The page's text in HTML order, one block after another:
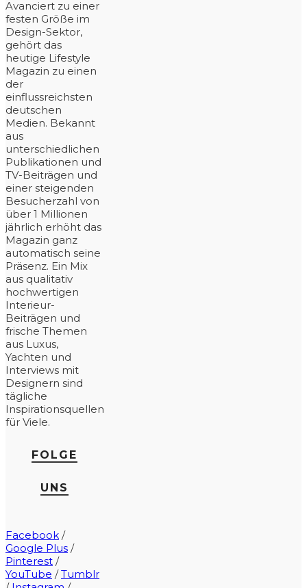
Avanciert zu einer
festen Größe im
Design-Sektor,
gehört das
heutige Lifestyle
Magazin zu einen
der
einflussreichsten
deutschen
Medien. Bekannt
aus
unterschiedlichen
Publikationen und
TV-Beiträgen und
einer steigenden
Besucherzahl von
über 1 Millionen
jährlich erhöht das
Magazin ganz
automatisch seine
Präsenz. Ein Mix
aus qualitativ
hochwertigen
Interieur-
Beiträgen und
frische Themen
aus Luxus,
Yachten und
Interviews mit
Designern sind
tägliche
Inspirationsquellen
für Viele.
FOLGE
UNS
Facebook /
Google Plus /
Pinterest /
YouTube /Tumblr